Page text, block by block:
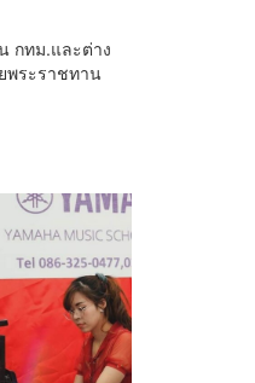
กทม.และต่าง
พระราชทาน